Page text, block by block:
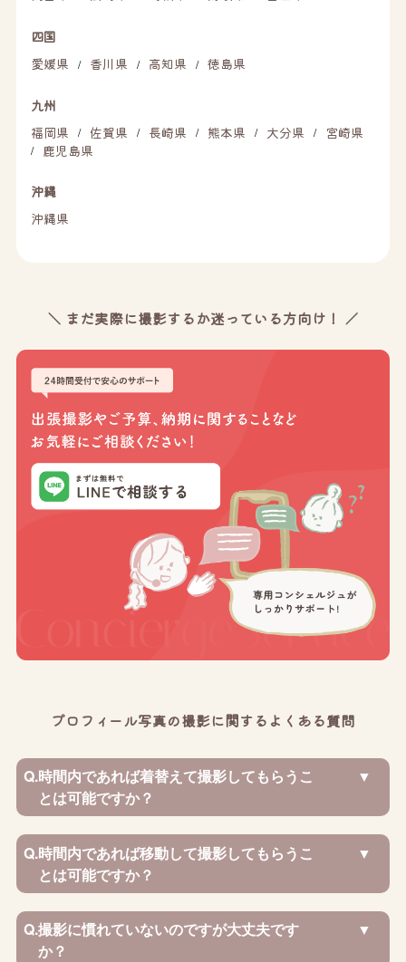
四国
愛媛県
/ 香川県 / 高知県 / 徳島県
九州
福岡県
/ 佐賀県 / 長崎県 / 熊本県 / 大分県 / 宮崎県
/ 鹿児島県
沖縄
沖縄県
＼ まだ実際に撮影するか迷っている方向け！ ／
プロフィール写真の撮影に関するよくある質問
Q.時間内であれば着替えて撮影してもらうこ
とは可能ですか？
Q.時間内であれば移動して撮影してもらうこ
とは可能ですか？
Q.撮影に慣れていないのですが大丈夫です
か？